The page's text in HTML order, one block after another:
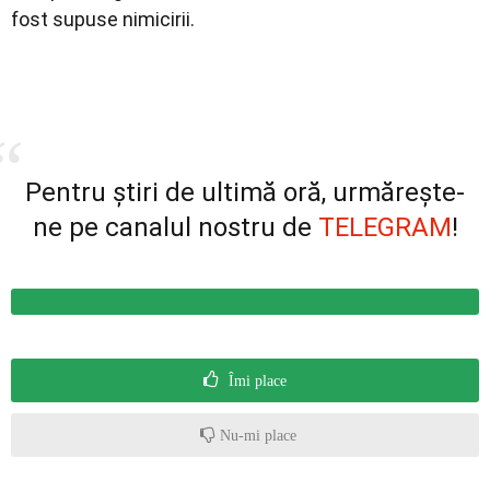
fost supuse nimicirii.
Pentru știri de ultimă oră, urmărește-
ne pe canalul nostru de TELEGRAM!
Îmi place
Nu-mi place